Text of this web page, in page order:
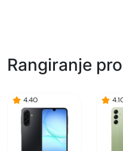
Rangiranje
4.40